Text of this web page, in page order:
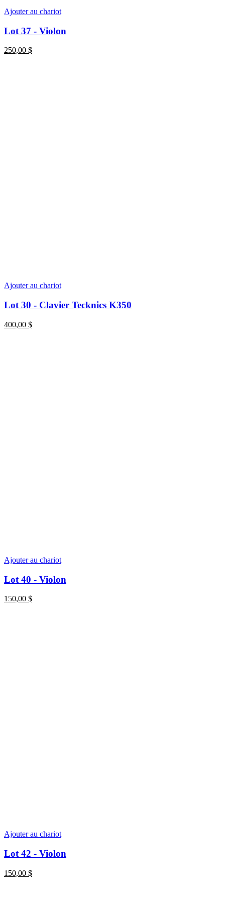
Ajouter au chariot
Lot 37 - Violon
250,00 $
Ajouter au chariot
Lot 30 - Clavier Tecknics K350
400,00 $
Ajouter au chariot
Lot 40 - Violon
150,00 $
Ajouter au chariot
Lot 42 - Violon
150,00 $